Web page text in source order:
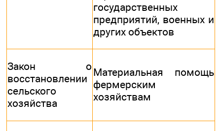
государственных
предприятий, военных и
других объектов
Закон о
восстановлении
сельского
хозяйства
Материальная помощь
фермерским
хозяйствам